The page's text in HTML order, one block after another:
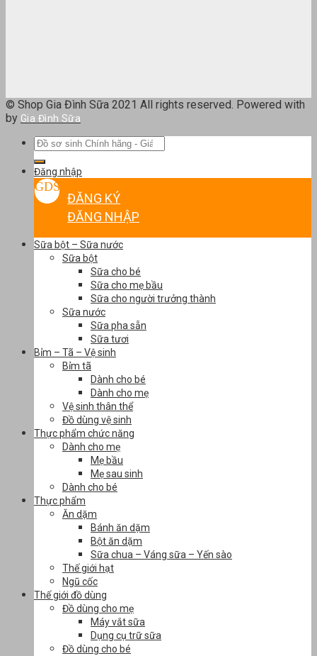
© Shop Gia Đình Sữa 2021 All rights reserved. Powered with
by Gia Đình Sữa
Tìm
Đăng nhập
ĐĂNG KÝ
ĐĂNG NHẬP
Sữa bột – Sữa nước
Sữa bột
Sữa cho bé
Sữa cho mẹ bầu
Sữa cho người trưởng thành
Sữa nước
Sữa pha sẵn
Sữa tươi
Bỉm – Tã – Vệ sinh
Bỉm tã
Dành cho bé
Dành cho mẹ
Vệ sinh thân thể
Đồ dùng vệ sinh
Thực phẩm chức năng
Dành cho mẹ
Mẹ bầu
Mẹ sau sinh
Dành cho bé
Thực phẩm
Ăn dặm
Bánh ăn dặm
Bột ăn dặm
Sữa chua – Váng sữa – Yến sào
Thế giới hạt
Ngũ cốc
Thế giới đồ dùng
Đồ dùng cho mẹ
Máy vắt sữa
Dụng cụ trữ sữa
Đồ dùng cho bé